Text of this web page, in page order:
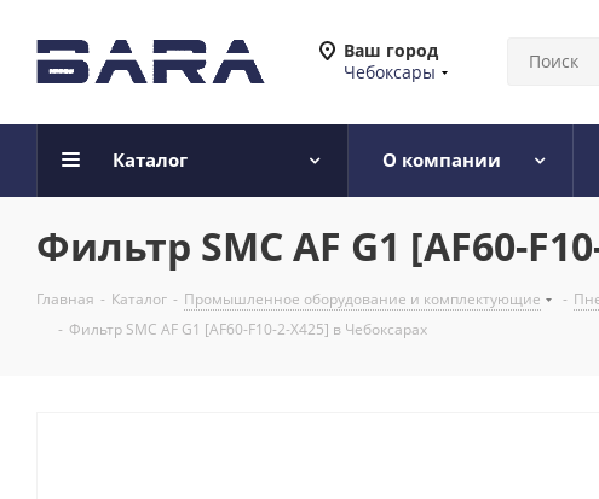
Ваш город
Чебоксары
Каталог О компании
Фильтр SMC AF G1 [AF60-
Главная - Каталог - Промышленное оборудование и комплектующие -
- Фильтр SMC AF G1 [AF60-F10-2-X425] в Чебоксарах